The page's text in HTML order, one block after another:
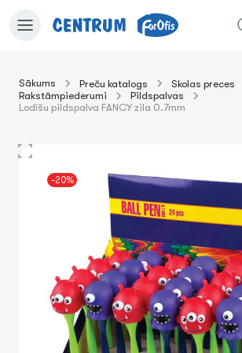
uz grozu
Sākums Preču katalogs
Skolas preces
Rakstāmpiederumi
Pildspalvas
Lodīšu pildspalva FANCY zila 0.7mm
-20%